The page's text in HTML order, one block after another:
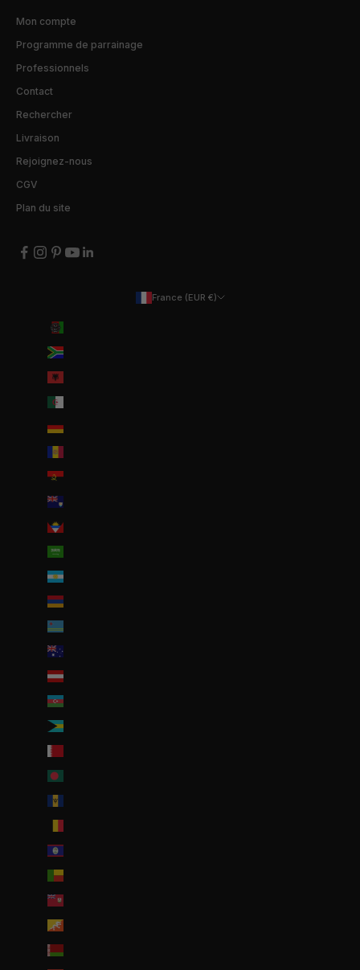
Mon compte
Programme de parrainage
Professionnels
Contact
Rechercher
Livraison
Rejoignez-nous
CGV
Plan du site
France (EUR €)